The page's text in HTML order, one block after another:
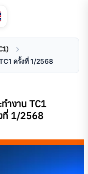
ครั้งที่ 1/2568
ำงาน TC1
ที่ 1/2568